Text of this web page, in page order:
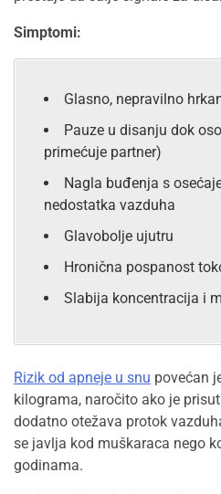
Simptomi:
Glasno, nepravilno
Pauze u disanju dok
primećuje partner)
Nagla buđenja s
nedostatka vazduha
Glavobolje ujutru
Hronična pospanost
Slabija koncentracija i
Rizik od apneje u snu povećan
kilograma, naročito ako je
dodatno otežava protok
se javlja kod muškaraca nego
godinama.